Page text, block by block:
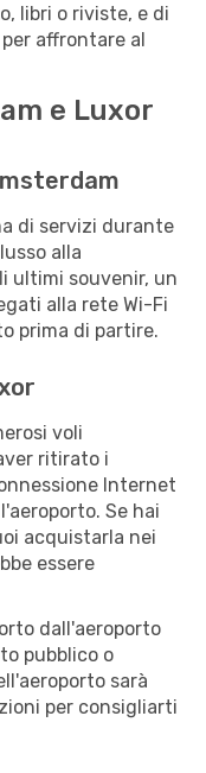
libri o riviste, e di
affrontare al
e Luxor
di servizi durante
alla
ultimi souvenir, un
alla rete Wi-Fi
prima di partire.
voli
ritirato i
Internet
Se hai
acquistarla nei
essere
dall'aeroporto
pubblico o
sarà
per consigliarti